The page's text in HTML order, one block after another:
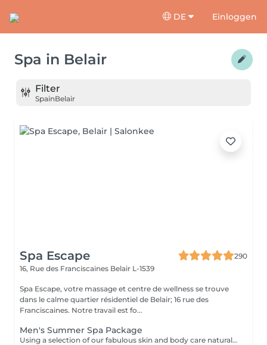
DE Einloggen
Spa in Belair
Filter
SpainBelair
Spa Escape
290
16, Rue des Franciscaines Belair L-1539
Spa Escape, votre massage et centre de wellness se trouve
dans le calme quartier résidentiel de Belair; 16 rue des
Franciscaines. Notre travail est fo...
Men's Summer Spa Package
Using a selection of our fabulous skin and body care natural and organic products, we provide you with a Kanzu foot bath and massage while you sip on a thyme and cucumber Sparkling Water concoction (optional). Then feel the tension and stress melt away from your face, neck, shoulders and scalp as you lay back and experience an upper body massage followed by an intoxicating, hot-towel face treatment ending with a calming hair and scalp massage.